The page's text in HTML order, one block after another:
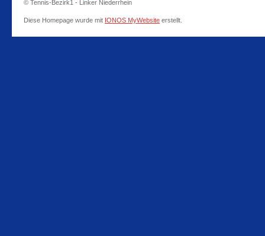
© Tennis-Bezirk1 - Linker Niederrhein
Diese Homepage wurde mit IONOS MyWebsite erstellt.